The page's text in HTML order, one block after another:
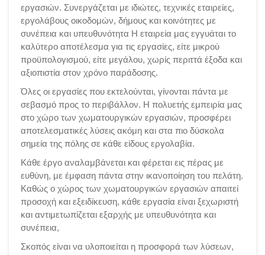
εργασιών. Συνεργάζεται με ιδιώτες, τεχνικές εταιρείες,
εργολάβους οικοδομών, δήμους και κοινότητες με
συνέπεια και υπευθυνότητα Η εταιρεία μας εγγυάται το
καλύτερο αποτέλεσμα για τις εργασίες, είτε μικρού
προϋπολογισμού, είτε μεγάλου, χωρίς περιττά έξοδα και
αξιοπιστία στον χρόνο παράδοσης.
Όλες οι εργασίες που εκτελούνται, γίνονται πάντα με
σεβασμό προς το περιβάλλον. Η πολυετής εμπειρία μας
στο χώρο των χωματουργικών εργασιών, προσφέρει
αποτελεσματικές λύσεις ακόμη και στα πιο δύσκολα
σημεία της πόλης σε κάθε είδους εργολαβία.
Κάθε έργο αναλαμβάνεται και φέρεται εις πέρας με
ευθύνη, με έμφαση πάντα στην ικανοποίηση του πελάτη.
Καθώς ο χώρος των χωματουργικών εργασιών απαιτεί
προσοχή και εξειδίκευση, κάθε εργασία είναι ξεχωριστή
και αντιμετωπίζεται εξαρχής με υπευθυνότητα και
συνέπεια,
Σκοπός είναι να υλοποιείται η προσφορά των λύσεων,